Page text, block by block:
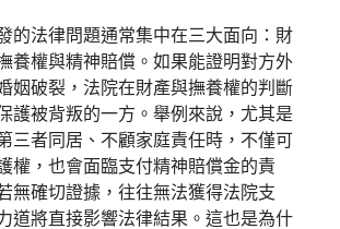
的法律問題通常集中在三大面向：財
養權與精神賠償。如果能證明對方外
姻破裂，法院在財產與撫養權的判斷
護被背叛的一方。舉例來說，尤其是
三者同居、不顧家庭責任時，不僅可
權，也會面臨支付精神賠償金的責
無確切證據，往往無法獲得法院支
道將直接影響法律結果。這也是為什